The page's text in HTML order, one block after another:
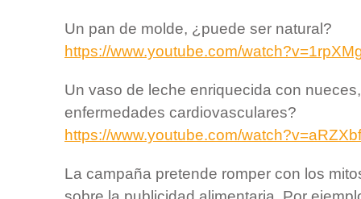
Un pan de molde, ¿puede ser natural?
https://www.youtube.com/
Un vaso de leche enriquecida con
enfermedades cardiovasculares?
https://www.youtube.com/
La campaña pretende romper con los